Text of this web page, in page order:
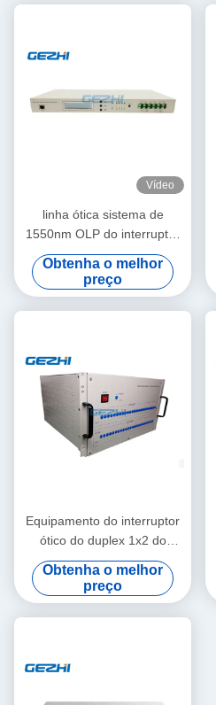
Vídeo
linha ótica sistema de
1550nm OLP do interruptor
da proteção
Obtenha o melhor
preço
Equipamento do interruptor
ótico do duplex 1x2 do
controlo a distância 48pcs
da matriz
Obtenha o melhor
preço